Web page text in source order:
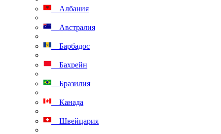
Албания
Австралия
Барбадос
Бахрейн
Бразилия
Канада
Швейцария